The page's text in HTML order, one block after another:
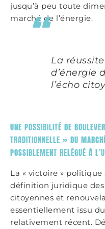
jusqu’à peu toute
marché de l’énergie.
La
d’énergie
l’écho
UNE POSSIBILITÉ DE
TRADITIONNELLE » DU
POSSIBLEMENT RELÉGUÉ À
La « victoire » politique
définition juridique des
citoyennes et
essentiellement issu
relativement récent.